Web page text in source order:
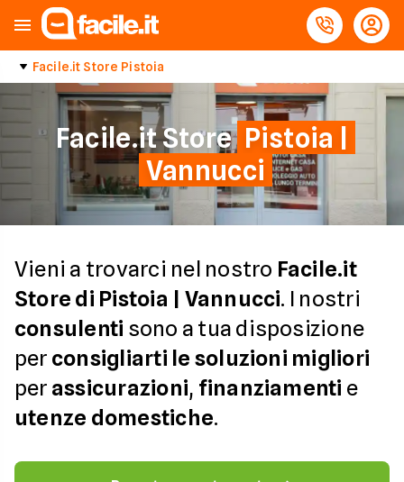
Facile.it Store Pistoia
Facile.it Store Pistoia |
Vannucci
Vieni a trovarci nel nostro Facile.it
Store di Pistoia | Vannucci. I nostri
consulenti sono a tua disposizione
per consigliarti le soluzioni migliori
per assicurazioni, finanziamenti e
utenze domestiche.